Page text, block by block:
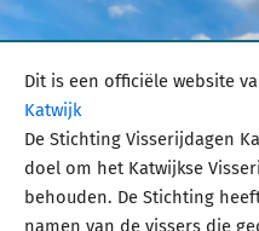
Dit is een officiële website
Katwijk
De Stichting Visserijdagen
doel om het Katwijkse
behouden. De Stichting
namen van de vissers die